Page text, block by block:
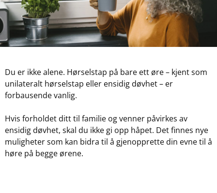
Du er ikke alene. Hørselstap på bare ett øre – kjent som
unilateralt hørselstap eller ensidig døvhet – er
forbausende vanlig.
Hvis forholdet ditt til familie og venner påvirkes av
ensidig døvhet, skal du ikke gi opp håpet. Det finnes nye
muligheter som kan bidra til å gjenopprette din evne til å
høre på begge ørene.